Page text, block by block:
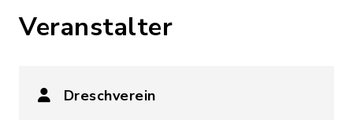
Veranstalter
Dreschverein